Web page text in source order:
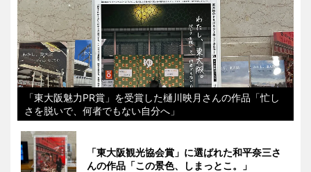
「東大阪魅力PR賞」を受賞した樋川映月さんの作品「忙し
さを脱いで、何者でもない自分へ」
「東大阪観光協会賞」に選ばれた和平奈三さ
んの作品「この景色、しまっとこ。」